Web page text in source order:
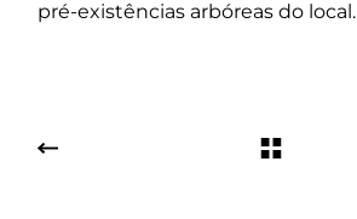
pré-existências arbóreas do local.